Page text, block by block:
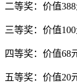
二等奖：价值
三等奖：价值
四等奖：价值68
五等奖：价值20